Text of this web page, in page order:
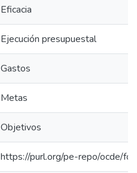
Eficacia
Ejecución presupuestal
Gastos
Metas
Objetivos
https://purl.org/pe-repo/ocde/